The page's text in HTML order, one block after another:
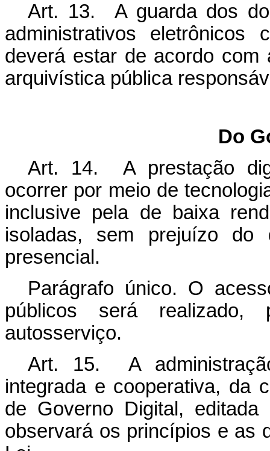
Art. 13. A guarda dos
administrativos eletrônicos
deverá estar de acordo com
arquivística pública
Do
Art. 14. A prestação
ocorrer por meio de
inclusive pela de baixa
isoladas, sem prejuízo do
presencial.
Parágrafo único. O
públicos será realizado,
autosserviço.
Art. 15. A
integrada e cooperativa, da
de Governo Digital,
observará os princípios e as